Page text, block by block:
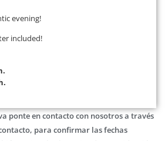
evening!
included!
ponte en contacto con nosotros a través
para confirmar las fechas